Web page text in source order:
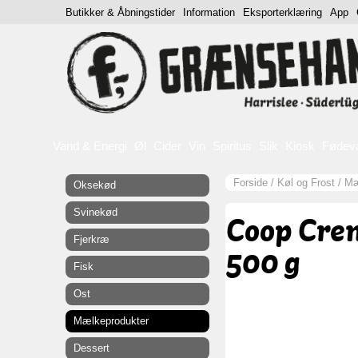
Forside / Køl og Frost /
Coop
500 g
Oksekød
Svinekød
Fjerkræ
Fisk
Ost
Mælkeprodukter
Dessert
Butikker & Åbningstider Information Eksporterklæring App